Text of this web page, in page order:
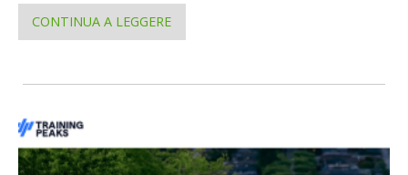
CONTINUA A LEGGERE